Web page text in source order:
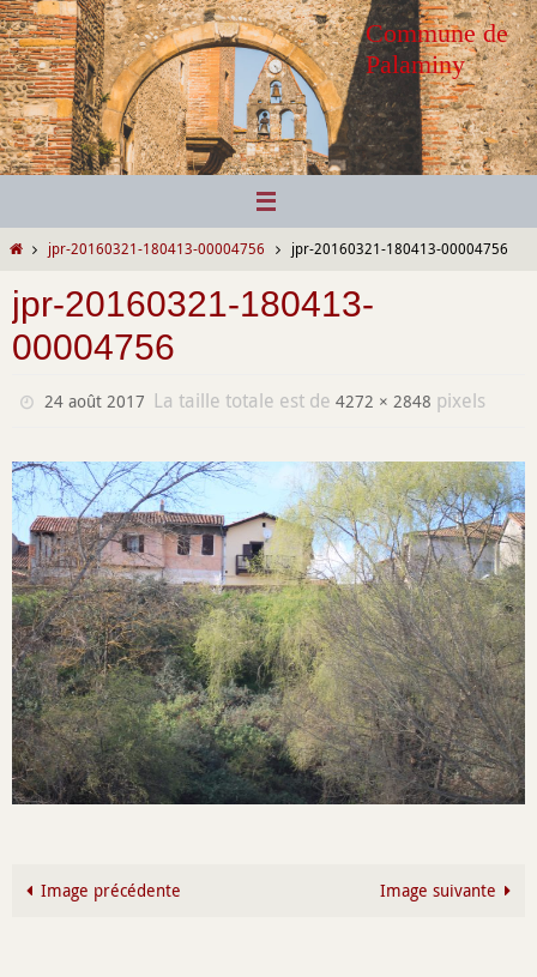
Passer
vers
le
contenu
Commune de
Palaminy
Homejpr-20160321-180413-00004756 jpr-20160321-180413-00004756
jpr-20160321-180413-
00004756
24 août 2017 La taille totale est de4272 × 2848 pixels
Image précédente Image suivante